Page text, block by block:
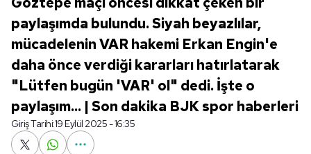
paylaşımda bulundu. Siyah beyazlılar,
mücadelenin VAR hakemi Erkan Engin'e
daha önce verdiği kararları hatırlatarak
"Lütfen bugün 'VAR' ol" dedi. İşte o
paylaşım... | Son dakika BJK spor haberleri
Giriş Tarihi:19 Eylül 2025 - 16:35